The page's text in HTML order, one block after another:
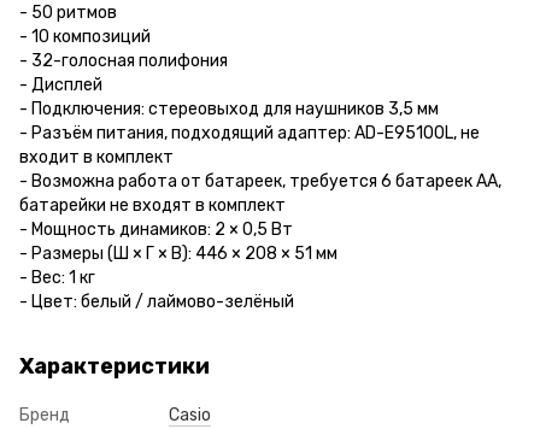
- 50 ритмов
- 10 композиций
- 32-голосная полифония
- Дисплей
- Подключения: стереовыход для наушников 3,5 мм
- Разъём питания, подходящий адаптер: AD-E95100L, не
входит в комплект
- Возможна работа от батареек, требуется 6 батареек AA,
батарейки не входят в комплект
- Мощность динамиков: 2 × 0,5 Вт
- Размеры (Ш × Г × В): 446 × 208 × 51 мм
- Вес: 1 кг
- Цвет: белый / лаймово-зелёный
Характеристики
Бренд Casio